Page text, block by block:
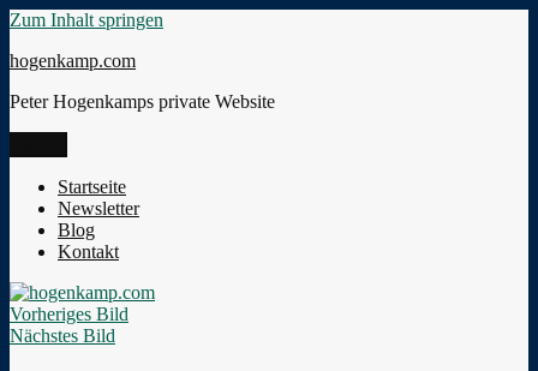
Zum Inhalt springen
hogenkamp.com
Peter Hogenkamps private Website
Startseite
Newsletter
Blog
Kontakt
Vorheriges Bild
Nächstes Bild